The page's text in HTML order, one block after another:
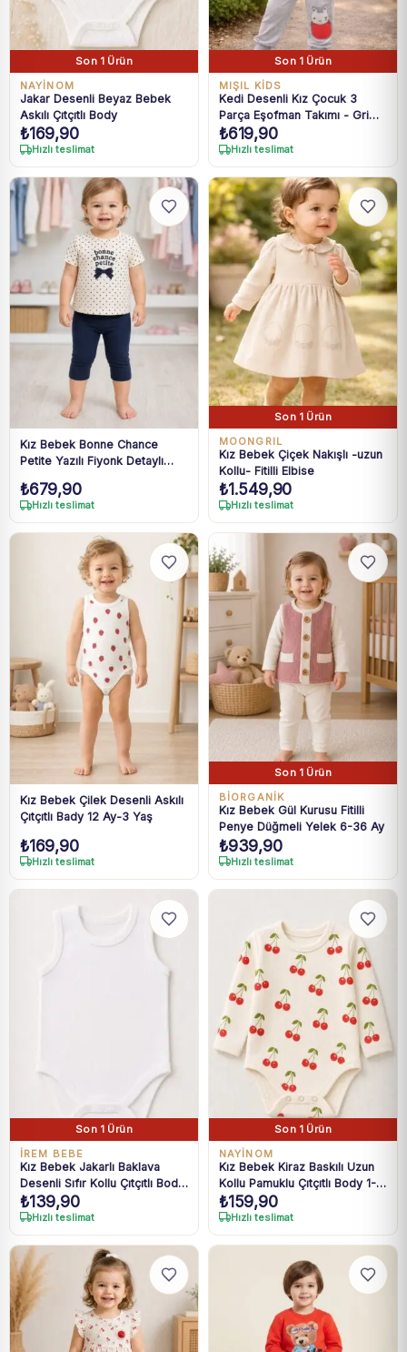
Son 1 Ürün
NAYİNOM
Jakar Desenli Beyaz Bebek
Askılı Çıtçıtlı Body
₺169,90
Hızlı teslimat
Son 1 Ürün
MIŞIL KİDS
Kedi Desenli Kız Çocuk 3
Parça Eşofman Takımı - Gri
Kedi Baskılı Çocuk Spor
Kıyafeti Seti
₺619,90
Hızlı teslimat
Kız Bebek Bonne Chance
Petite Yazılı Fiyonk Detaylı
Yaş
₺679,90
Hızlı teslimat
Son 1 Ürün
MOONGRIL
Kız Bebek Çiçek Nakışlı -uzun
Kollu- Fitilli Elbise
₺1.549,90
Hızlı teslimat
Kız Bebek Çilek Desenli Askılı
Çıtçıtlı Bady 12 Ay-3 Yaş
₺169,90
Hızlı teslimat
Son 1 Ürün
BIORGANIK
Kız Bebek Gül Kurusu Fitilli
Penye Düğmeli Yelek 6-36 Ay
₺939,90
Hızlı teslimat
Son 1 Ürün
İREM BEBE
Kız Bebek Jakarlı Baklava
Desenli Sıfır Kollu Çıtçıtlı Body
0-36 Ay
₺139,90
Hızlı teslimat
Son 1 Ürün
NAYİNOM
Kız Bebek Kiraz Baskılı Uzun
Kollu Pamuklu Çıtçıtlı Body 1-3
Yaş
₺159,90
Hızlı teslimat